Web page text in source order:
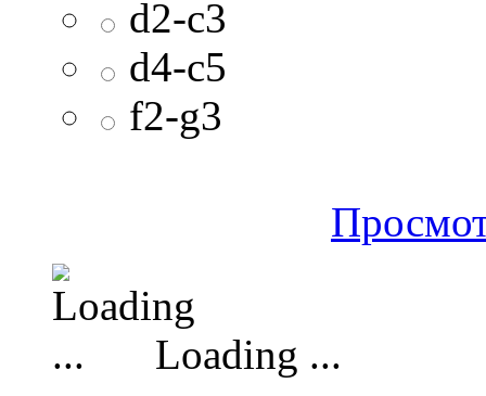
d2-c3
d4-c5
f2-g3
Loading ...